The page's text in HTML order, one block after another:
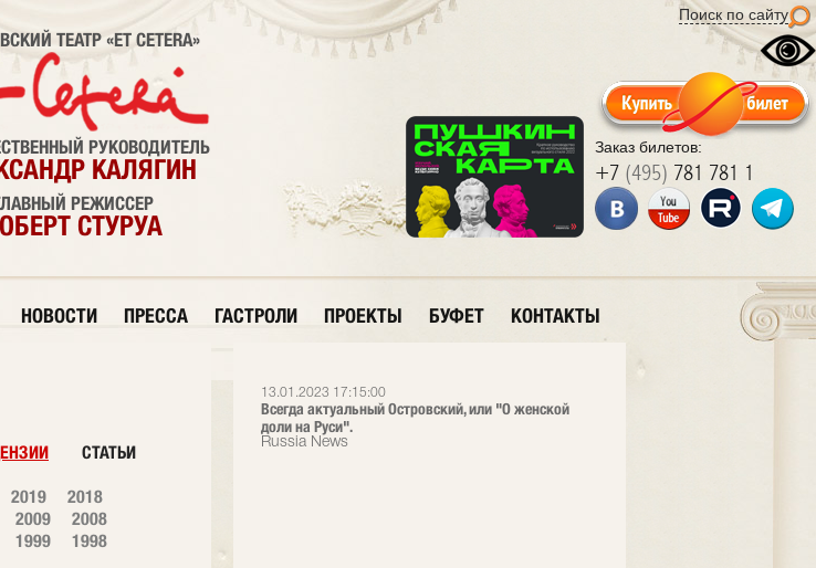
Поиск по сайту
Заказ билетов:
+7 (495) 781 781 1
ТЕАТР «ET CETERA»
РУКОВОДИТЕЛЬ
КАЛЯГИН
РЕЖИССЕР
СТУРУА
НОВОСТИ ПРЕССА ГАСТРОЛИ ПРОЕКТЫ БУФЕТ КОНТАКТЫ
13.01.2023 17:15:00
Всегда актуальный Островский, или "О женской
доли на Руси".
Russia News
СТАТЬИ
2019
2018
2009
2008
1999
1998